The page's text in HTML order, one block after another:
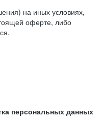
на иных условиях,
оферте, либо
персональных данных